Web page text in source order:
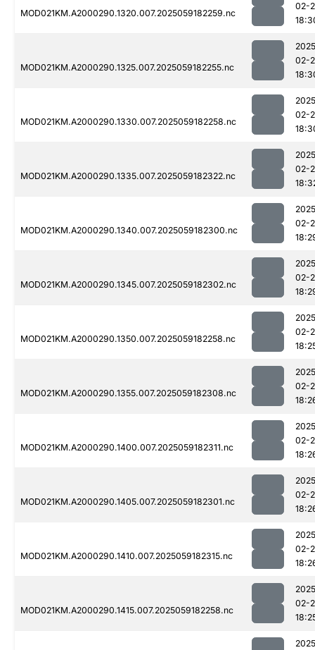
MOD021KM.A2000290.1320.007.2025059182259.nc
02-
MOD021KM.A2000290.1325.007.2025059182255.nc
02-
MOD021KM.A2000290.1330.007.2025059182258.nc
02-
MOD021KM.A2000290.1335.007.2025059182322.nc
02-
MOD021KM.A2000290.1340.007.2025059182300.nc
02-
MOD021KM.A2000290.1345.007.2025059182302.nc
02-
MOD021KM.A2000290.1350.007.2025059182258.nc
02-
MOD021KM.A2000290.1355.007.2025059182308.nc
02-
MOD021KM.A2000290.1400.007.2025059182311.nc
02-
MOD021KM.A2000290.1405.007.2025059182301.nc
02-
MOD021KM.A2000290.1410.007.2025059182315.nc
02-
MOD021KM.A2000290.1415.007.2025059182258.nc
02-